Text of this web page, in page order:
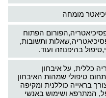
מומחה
הפתוח
ותשובות,
בהיפנוזה ועוד.
כללית, על איבחון
טיפולי שמהות האיבחון
בראייה כוללנית ומקיפה
המתרפא ושימוש באנשי